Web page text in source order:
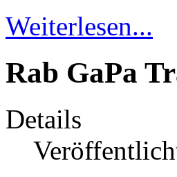
Weiterlesen...
Rab GaPa
Details